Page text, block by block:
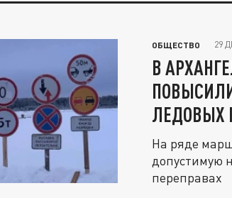
ОБЩЕСТВО 29
В
ЛЕДОВЫХ
На ряде
допустимую
переправах